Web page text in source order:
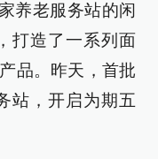
养老服务站的闲
打造了一系列面
品。昨天，首批
站，开启为期五